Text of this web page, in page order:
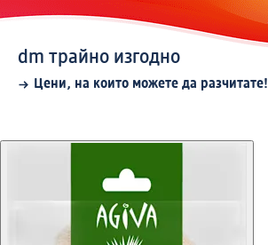
dm трайно изгодно
Цени, на които можете да разчитате!